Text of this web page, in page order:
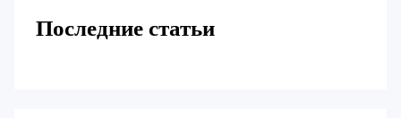
Последние статьи